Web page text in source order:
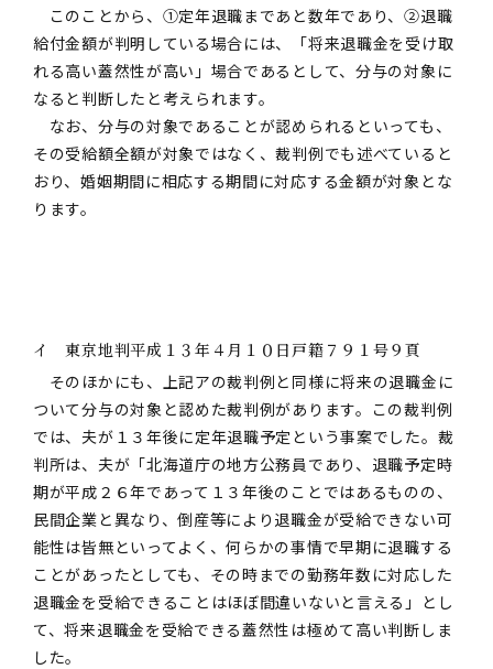
このことから、①定年退職まであと数年であり、②退職
給付金額が判明している場合には、「将来退職金を受け取
れる高い蓋然性が高い」場合であるとして、分与の対象に
なると判断したと考えられます。
なお、分与の対象であることが認められるといっても、
その受給額全額が対象ではなく、裁判例でも述べていると
おり、婚姻期間に相応する期間に対応する金額が対象とな
ります。
イ 東京地判平成１３年４月１０日戸籍７９１号９頁
そのほかにも、上記アの裁判例と同様に将来の退職金に
ついて分与の対象と認めた裁判例があります。この裁判例
では、夫が１３年後に定年退職予定という事案でした。裁
判所は、夫が「北海道庁の地方公務員であり、退職予定時
期が平成２６年であって１３年後のことではあるものの、
民間企業と異なり、倒産等により退職金が受給できない可
能性は皆無といってよく、何らかの事情で早期に退職する
ことがあったとしても、その時までの勤務年数に対応した
退職金を受給できることはほぼ間違いないと言える」とし
て、将来退職金を受給できる蓋然性は極めて高い判断しま
した。